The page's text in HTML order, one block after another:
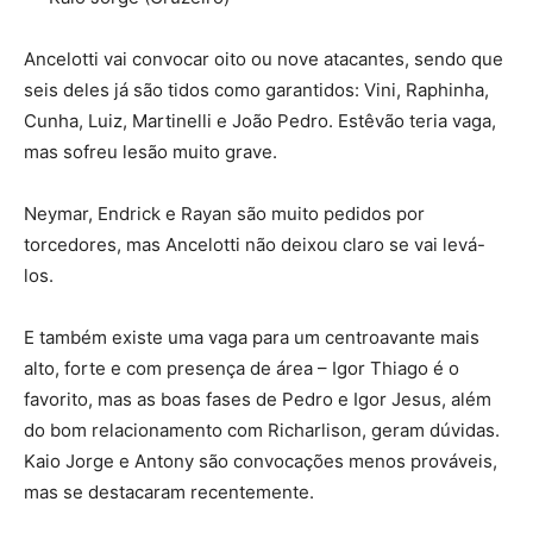
Ancelotti vai convocar oito ou nove atacantes, sendo que
seis deles já são tidos como garantidos: Vini, Raphinha,
Cunha, Luiz, Martinelli e João Pedro. Estêvão teria vaga,
mas sofreu lesão muito grave.
Neymar, Endrick e Rayan são muito pedidos por
torcedores, mas Ancelotti não deixou claro se vai levá-
los.
E também existe uma vaga para um centroavante mais
alto, forte e com presença de área – Igor Thiago é o
favorito, mas as boas fases de Pedro e Igor Jesus, além
do bom relacionamento com Richarlison, geram dúvidas.
Kaio Jorge e Antony são convocações menos prováveis,
mas se destacaram recentemente.